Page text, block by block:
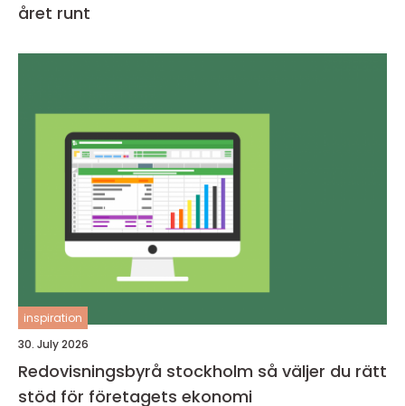
året runt
inspiration
30. July 2026
Redovisningsbyrå stockholm så väljer du rätt
stöd för företagets ekonomi